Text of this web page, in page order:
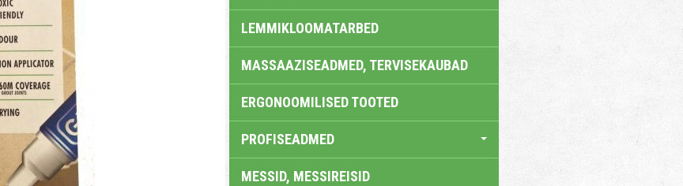
LEMMIKLOOMATARBED
MASSAAZISEADMED, TERVISEKAUBAD
ERGONOOMILISED TOOTED
PROFISEADMED
MESSID, MESSIREISID